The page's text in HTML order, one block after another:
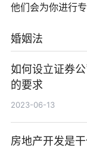
他们会为你进行专
婚姻法
如何设立证券
的要求
2023-06-13
房地产开发是